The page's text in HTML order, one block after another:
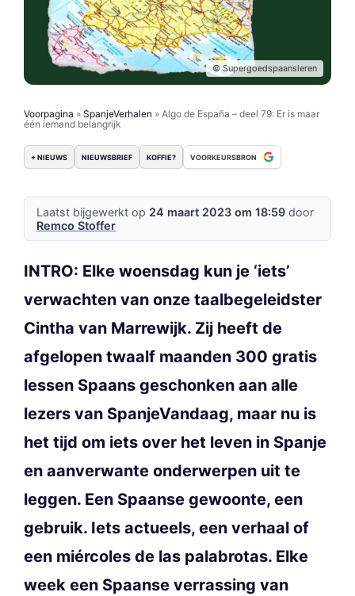
© Supergoedspaansleren
Voorpagina » SpanjeVerhalen » Algo de España – deel 79: Er is maar
één iemand belangrijk
+ NIEUWS NIEUWSBRIEF KOFFIE? VOORKEURSBRON
Laatst bijgewerkt op 24 maart 2023 om 18:59 door
Remco Stoffer
INTRO: Elke woensdag kun je ‘iets’
verwachten van onze taalbegeleidster
Cintha van Marrewijk. Zij heeft de
afgelopen twaalf maanden 300 gratis
lessen Spaans geschonken aan alle
lezers van SpanjeVandaag, maar nu is
het tijd om iets over het leven in Spanje
en aanverwante onderwerpen uit te
leggen. Een Spaanse gewoonte, een
gebruik. Iets actueels, een verhaal of
een miércoles de las palabrotas. Elke
week een Spaanse verrassing van